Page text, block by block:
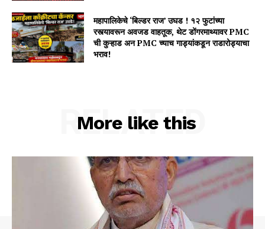
महापालिकेचे ‘बिल्डर राज’ उघड ! १२ फुटांच्या
रस्त्यावरून अवजड वाहतूक, थेट डोंगरमाथ्यावर PMC
ची कुऱ्हाड अन PMC च्याच गाड्यांकडून राडारोड्याचा
भराव!
More like this
RELATED